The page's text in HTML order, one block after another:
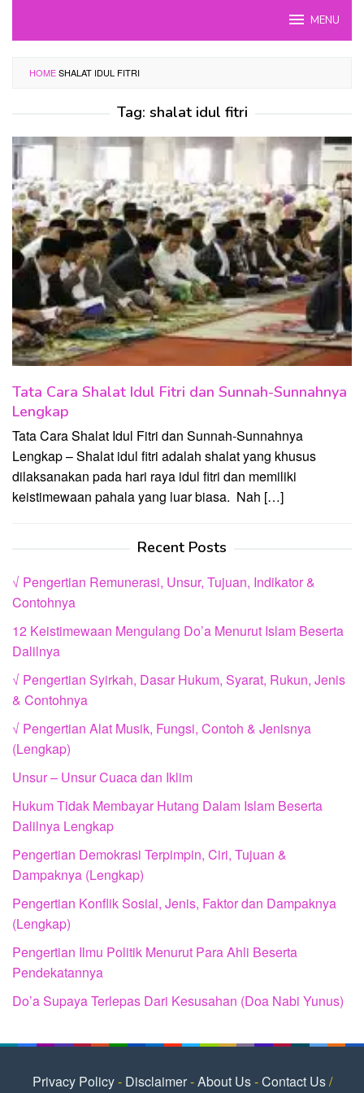
MENU
HOMESHALAT IDUL FITRI
Tag: shalat idul fitri
Tata Cara Shalat Idul Fitri dan Sunnah-Sunnahnya
Lengkap
Tata Cara Shalat Idul Fitri dan Sunnah-Sunnahnya
Lengkap – Shalat idul fitri adalah shalat yang khusus
dilaksanakan pada hari raya idul fitri dan memiliki
keistimewaan pahala yang luar biasa. Nah […]
Recent Posts
√ Pengertian Remunerasi, Unsur, Tujuan, Indikator &
Contohnya
12 Keistimewaan Mengulang Do’a Menurut Islam Beserta
Dalilnya
√ Pengertian Syirkah, Dasar Hukum, Syarat, Rukun, Jenis
& Contohnya
√ Pengertian Alat Musik, Fungsi, Contoh & Jenisnya
(Lengkap)
Unsur – Unsur Cuaca dan Iklim
Hukum Tidak Membayar Hutang Dalam Islam Beserta
Dalilnya Lengkap
Pengertian Demokrasi Terpimpin, Ciri, Tujuan &
Dampaknya (Lengkap)
Pengertian Konflik Sosial, Jenis, Faktor dan Dampaknya
(Lengkap)
Pengertian Ilmu Politik Menurut Para Ahli Beserta
Pendekatannya
Do’a Supaya Terlepas Dari Kesusahan (Doa Nabi Yunus)
Privacy Policy- Disclaimer-About Us-Contact Us/